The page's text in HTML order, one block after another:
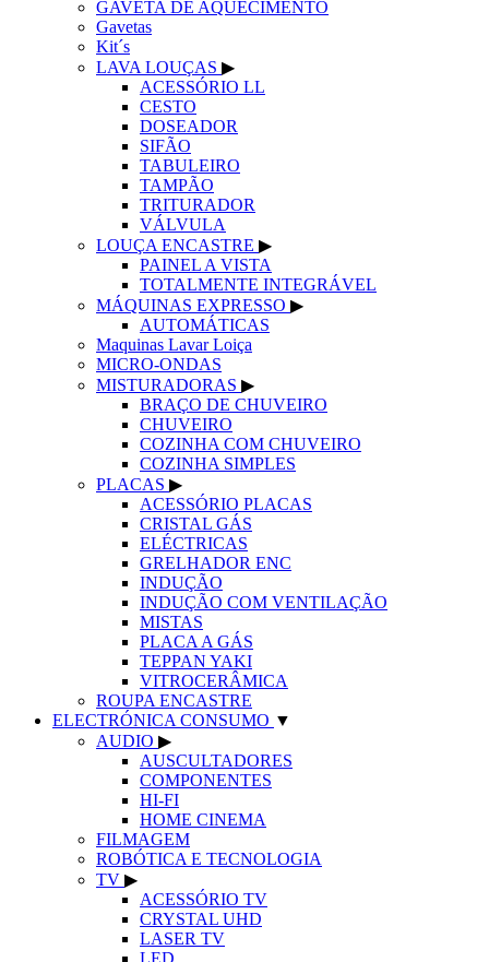
GAVETA DE AQUECIMENTO
Gavetas
Kit´s
LAVA LOUÇAS ▶
ACESSÓRIO LL
CESTO
DOSEADOR
SIFÃO
TABULEIRO
TAMPÃO
TRITURADOR
VÁLVULA
LOUÇA ENCASTRE ▶
PAINEL A VISTA
TOTALMENTE INTEGRÁVEL
MÁQUINAS EXPRESSO ▶
AUTOMÁTICAS
Maquinas Lavar Loiça
MICRO-ONDAS
MISTURADORAS ▶
BRAÇO DE CHUVEIRO
CHUVEIRO
COZINHA COM CHUVEIRO
COZINHA SIMPLES
PLACAS ▶
ACESSÓRIO PLACAS
CRISTAL GÁS
ELÉCTRICAS
GRELHADOR ENC
INDUÇÃO
INDUÇÃO COM VENTILAÇÃO
MISTAS
PLACA A GÁS
TEPPAN YAKI
VITROCERÂMICA
ROUPA ENCASTRE
ELECTRÓNICA CONSUMO ▼
AUDIO ▶
AUSCULTADORES
COMPONENTES
HI-FI
HOME CINEMA
FILMAGEM
ROBÓTICA E TECNOLOGIA
TV ▶
ACESSÓRIO TV
CRYSTAL UHD
LASER TV
LED